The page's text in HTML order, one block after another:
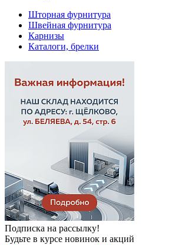
Шторная фурнитура
Швейная фурнитура
Карнизы
Каталоги, брелки
Подписка на рассылку!
Будьте в курсе новинок и акций